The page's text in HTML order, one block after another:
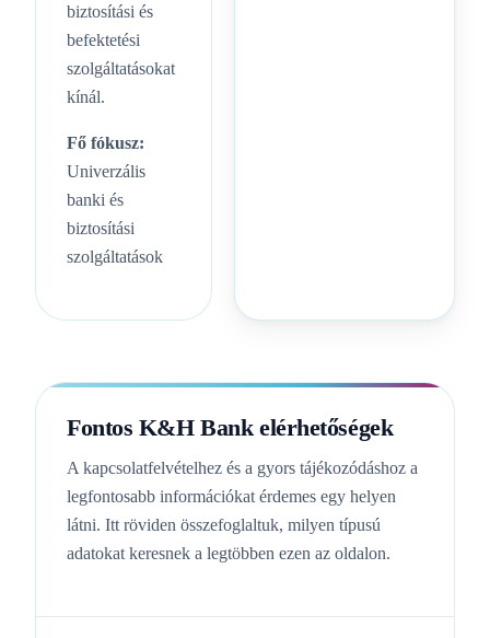
biztosítási és
befektetési
szolgáltatásokat
kínál.
Fő fókusz:
Univerzális
banki és
biztosítási
szolgáltatások
Fontos K&H Bank elérhetőségek
A kapcsolatfelvételhez és a gyors tájékozódáshoz a
legfontosabb információkat érdemes egy helyen
látni. Itt röviden összefoglaltuk, milyen típusú
adatokat keresnek a legtöbben ezen az oldalon.